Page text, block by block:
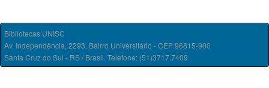
Bibliotecas UNISC
Av. Independência, 2293, Bairro Universitário - CEP 96815-900
Santa Cruz do Sul - RS / Brasil. Telefone: (51)3717.7409